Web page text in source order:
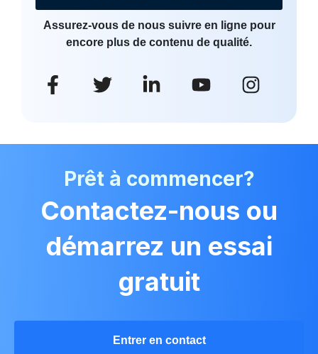
Assurez-vous de nous suivre en ligne pour
encore plus de contenu de qualité.
Prêt à commencer?
Contactez-nous ou
démarrez un essai
gratuit
Entrer en contact